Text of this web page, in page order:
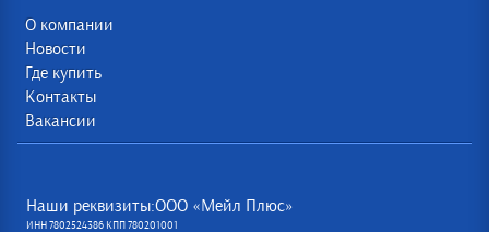
О компании
Новости
Где купить
Контакты
Вакансии
Наши реквизиты:ООО «Мейл Плюс»
ИНН 7802524386 КПП 780201001